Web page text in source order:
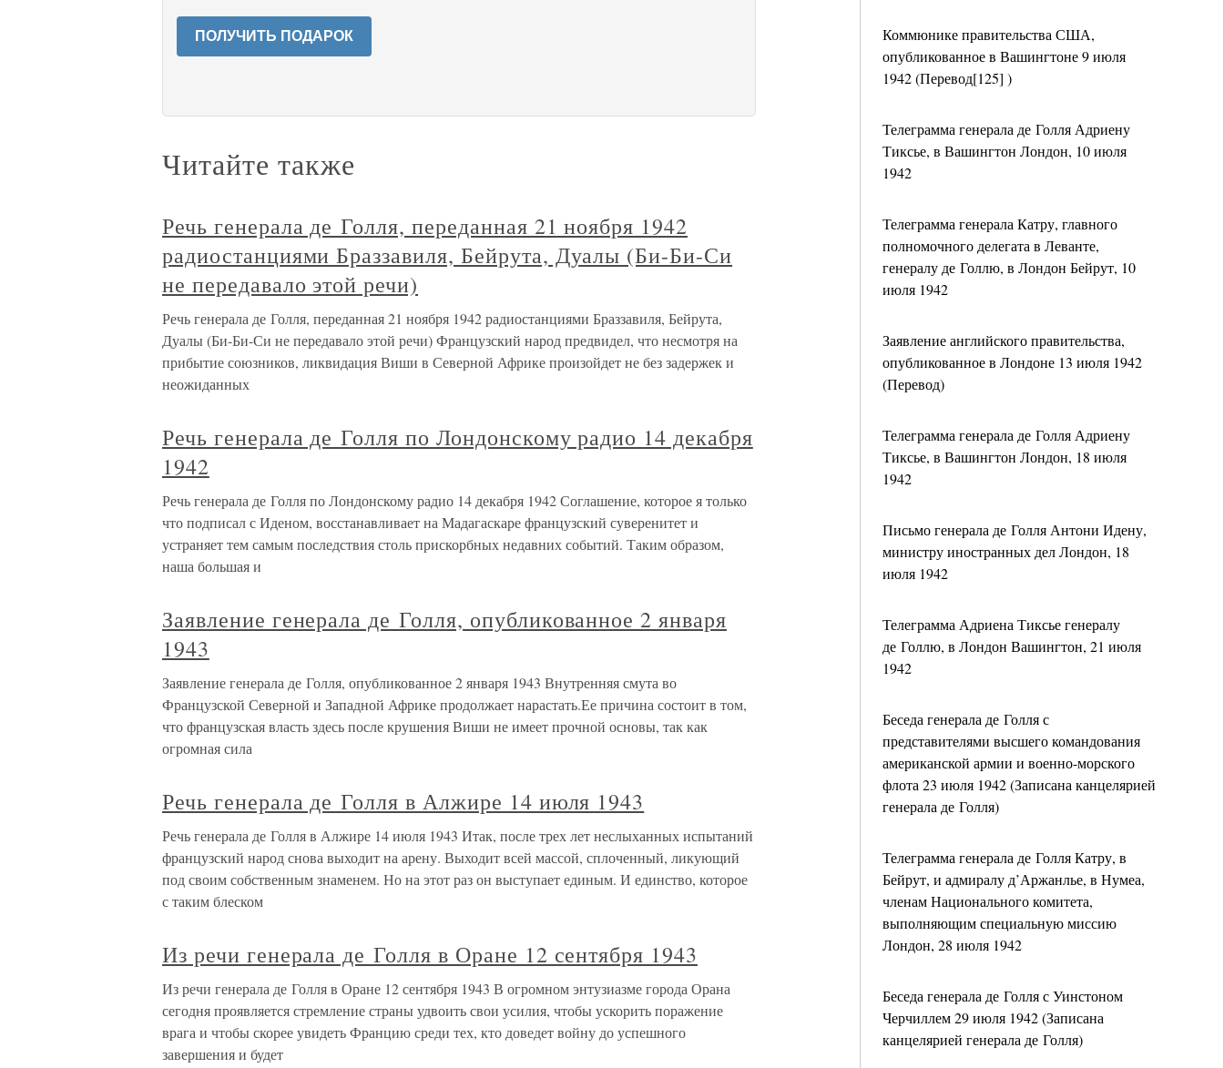
Коммюнике правительства США,
опубликованное в Вашингтоне 9 июля
1942 (Перевод[125] )
Телеграмма генерала де Голля Адриену
Тиксье, в Вашингтон Лондон, 10 июля
1942
Телеграмма генерала Катру, главного
полномочного делегата в Леванте,
генералу де Голлю, в Лондон Бейрут, 10
июля 1942
Заявление английского правительства,
опубликованное в Лондоне 13 июля 1942
(Перевод)
Телеграмма генерала де Голля Адриену
Тиксье, в Вашингтон Лондон, 18 июля
1942
Письмо генерала де Голля Антони Идену,
министру иностранных дел Лондон, 18
июля 1942
Телеграмма Адриена Тиксье генералу
де Голлю, в Лондон Вашингтон, 21 июля
1942
Беседа генерала де Голля с
представителями высшего командования
американской армии и военно-морского
флота 23 июля 1942 (Записана канцелярией
генерала де Голля)
Телеграмма генерала де Голля Катру, в
Бейрут, и адмиралу д’Аржанлье, в Нумеа,
членам Национального комитета,
выполняющим специальную миссию
Лондон, 28 июля 1942
Беседа генерала де Голля с Уинстоном
Черчиллем 29 июля 1942 (Записана
канцелярией генерала де Голля)
ПОЛУЧИТЬ ПОДАРОК
Читайте также
Речь генерала де Голля, переданная 21 ноября 1942
радиостанциями Браззавиля, Бейрута, Дуалы (Би-Би-Си
не передавало этой речи)
Речь генерала де Голля, переданная 21 ноября 1942 радиостанциями Браззавиля, Бейрута,
Дуалы (Би-Би-Си не передавало этой речи) Французский народ предвидел, что несмотря на
прибытие союзников, ликвидация Виши в Северной Африке произойдет не без задержек и
неожиданных
Речь генерала де Голля по Лондонскому радио 14 декабря
1942
Речь генерала де Голля по Лондонскому радио 14 декабря 1942 Соглашение, которое я только
что подписал с Иденом, восстанавливает на Мадагаскаре французский суверенитет и
устраняет тем самым последствия столь прискорбных недавних событий. Таким образом,
наша большая и
Заявление генерала де Голля, опубликованное 2 января
1943
Заявление генерала де Голля, опубликованное 2 января 1943 Внутренняя смута во
Французской Северной и Западной Африке продолжает нарастать.Ее причина состоит в том,
что французская власть здесь после крушения Виши не имеет прочной основы, так как
огромная сила
Речь генерала де Голля в Алжире 14 июля 1943
Речь генерала де Голля в Алжире 14 июля 1943 Итак, после трех лет неслыханных испытаний
французский народ снова выходит на арену. Выходит всей массой, сплоченный, ликующий
под своим собственным знаменем. Но на этот раз он выступает единым. И единство, которое
с таким блеском
Из речи генерала де Голля в Оране 12 сентября 1943
Из речи генерала де Голля в Оране 12 сентября 1943 В огромном энтузиазме города Орана
сегодня проявляется стремление страны удвоить свои усилия, чтобы ускорить поражение
врага и чтобы скорее увидеть Францию среди тех, кто доведет войну до успешного
завершения и будет